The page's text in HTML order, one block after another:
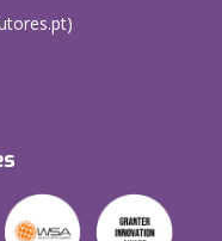
)